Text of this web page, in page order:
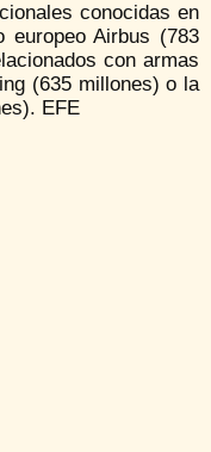
conocidas en
europeo Airbus (783
con armas
(635 millones) o la
EFE